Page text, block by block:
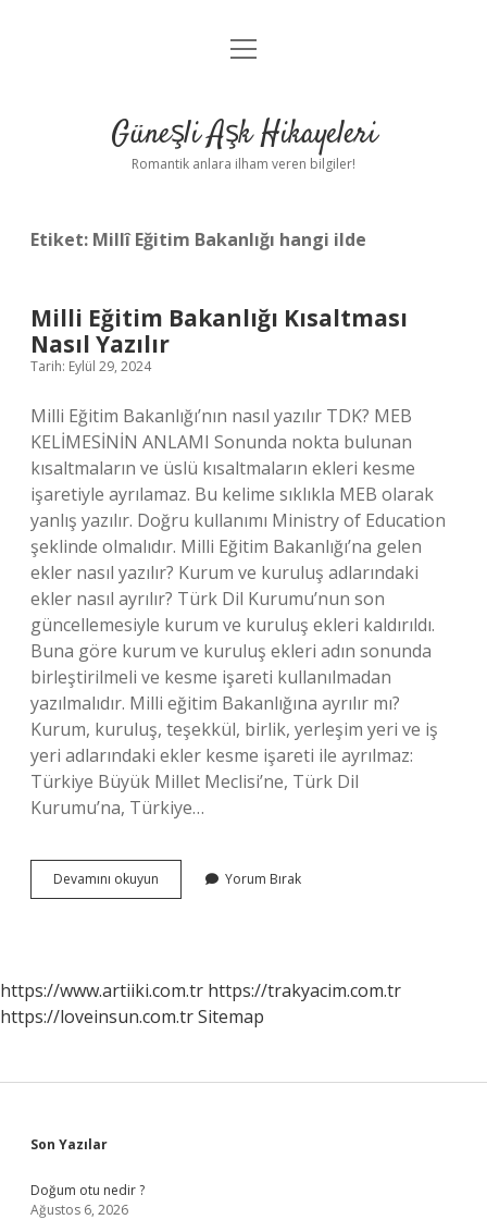
Anasayfa
Yasal Uyarı
menüyü
Güneşli Aşk Hikayeleri
Romantik anlara ilham veren bilgiler!
Etiket: Millî Eğitim Bakanlığı hangi ilde
Milli Eğitim Bakanlığı Kısaltması
Nasıl Yazılır
Tarih: Eylül 29, 2024
Milli Eğitim Bakanlığı’nın nasıl yazılır TDK? MEB
KELİMESİNİN ANLAMI Sonunda nokta bulunan
kısaltmaların ve üslü kısaltmaların ekleri kesme
işaretiyle ayrılamaz. Bu kelime sıklıkla MEB olarak
yanlış yazılır. Doğru kullanımı Ministry of Education
şeklinde olmalıdır. Milli Eğitim Bakanlığı’na gelen
ekler nasıl yazılır? Kurum ve kuruluş adlarındaki
ekler nasıl ayrılır? Türk Dil Kurumu’nun son
güncellemesiyle kurum ve kuruluş ekleri kaldırıldı.
Buna göre kurum ve kuruluş ekleri adın sonunda
birleştirilmeli ve kesme işareti kullanılmadan
yazılmalıdır. Milli eğitim Bakanlığına ayrılır mı?
Kurum, kuruluş, teşekkül, birlik, yerleşim yeri ve iş
yeri adlarındaki ekler kesme işareti ile ayrılmaz:
Türkiye Büyük Millet Meclisi’ne, Türk Dil
Kurumu’na, Türkiye…
Devamını okuyun
Eğitim
Yorum Bırak
https://www.artiiki.com.tr https://trakyacim.com.tr
https://loveinsun.com.trSitemap
Sidebar
Son Yazılar
Doğum otu nedir ?
Ağustos 6, 2026